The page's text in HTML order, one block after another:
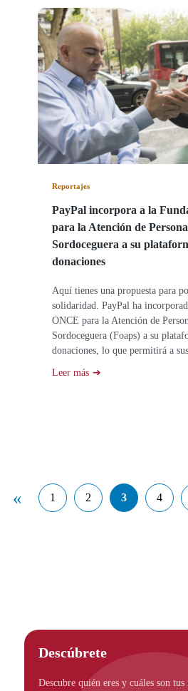
Reportajes
PayPal incorpora a la
para la Atención de
Sordoceguera a su
donaciones
Aquí tienes una propuesta para
solidaridad. PayPal ha
ONCE para la Atención de
Sordoceguera (Foaps) a su
donaciones, lo que permitirá a
Leer más
en
«
Página anterior
- Ir página
1
- Ir página
2
- Ir página
3
- Ir
4
Descúbrete
Descubre quién eres y cuáles son tus